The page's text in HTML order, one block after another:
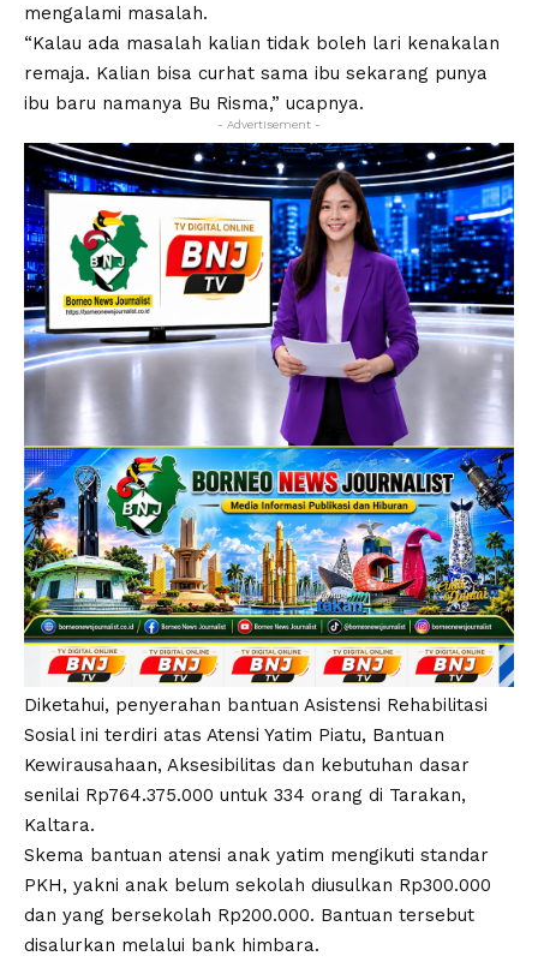
mengalami masalah.
“Kalau ada masalah kalian tidak boleh lari kenakalan
remaja. Kalian bisa curhat sama ibu sekarang punya
ibu baru namanya Bu Risma,” ucapnya.
- Advertisement -
Diketahui, penyerahan bantuan Asistensi Rehabilitasi
Sosial ini terdiri atas Atensi Yatim Piatu, Bantuan
Kewirausahaan, Aksesibilitas dan kebutuhan dasar
senilai Rp764.375.000 untuk 334 orang di Tarakan,
Kaltara.
Skema bantuan atensi anak yatim mengikuti standar
PKH, yakni anak belum sekolah diusulkan Rp300.000
dan yang bersekolah Rp200.000. Bantuan tersebut
disalurkan melalui bank himbara.